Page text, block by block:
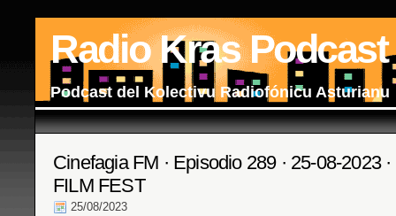
Radio Kras Podcast
Podcast del Kolectivu Radiofónicu Asturianu
Cinefagia FM · Episodio 289 · 25-08-2023
FILM FEST
25/08/2023